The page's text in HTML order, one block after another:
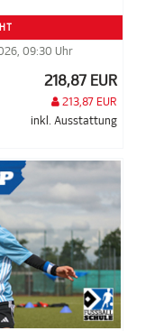
09:30 Uhr
218,87 EUR
213,87 EUR
inkl. Ausstattung